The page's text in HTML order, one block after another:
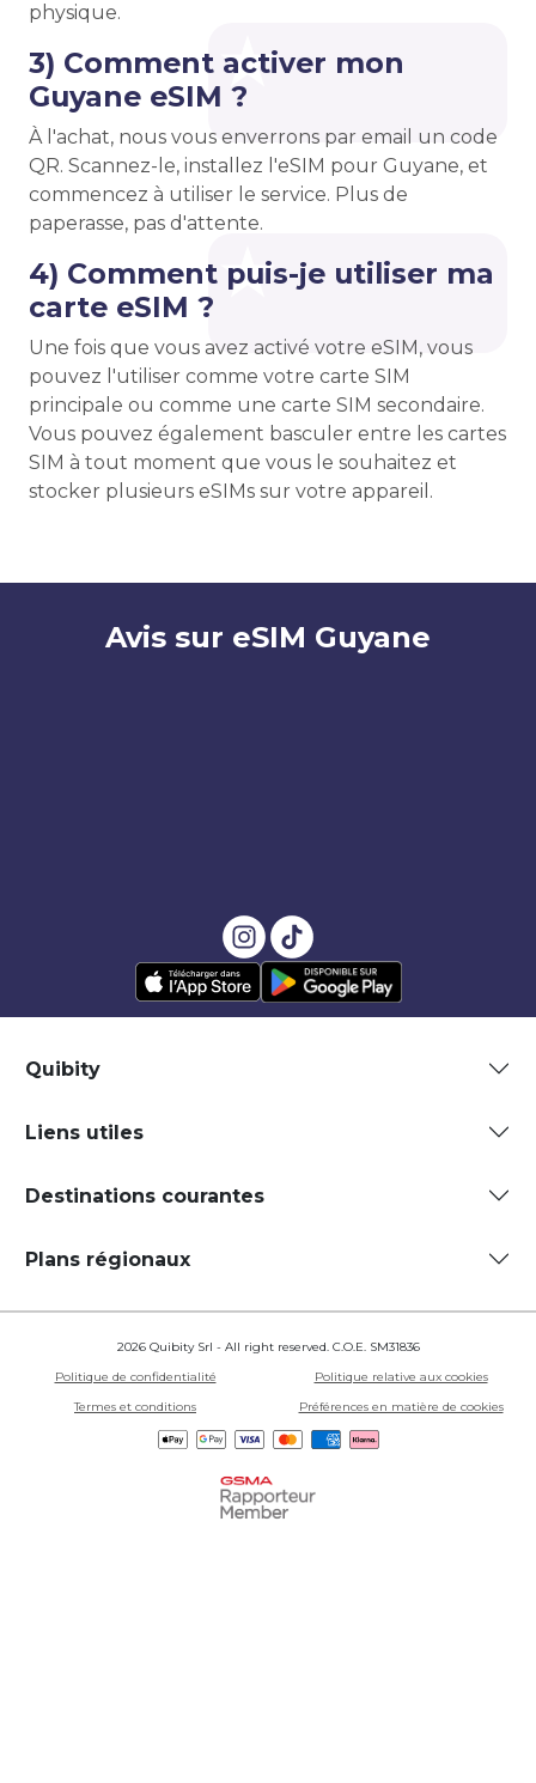
physique.
3) Comment activer mon
Guyane eSIM ?
À l'achat, nous vous enverrons par email un code
QR. Scannez-le, installez l'eSIM pour Guyane, et
commencez à utiliser le service. Plus de
paperasse, pas d'attente.
4) Comment puis-je utiliser ma
carte eSIM ?
Une fois que vous avez activé votre eSIM, vous
pouvez l'utiliser comme votre carte SIM
principale ou comme une carte SIM secondaire.
Vous pouvez également basculer entre les cartes
SIM à tout moment que vous le souhaitez et
stocker plusieurs eSIMs sur votre appareil.
Avis sur eSIM Guyane
Quibity
Liens utiles
Destinations courantes
Plans régionaux
2026 Quibity Srl - All right reserved. C.O.E. SM31836
Politique de confidentialité
Politique relative aux cookies
Termes et conditions
Préférences en matière de cookies